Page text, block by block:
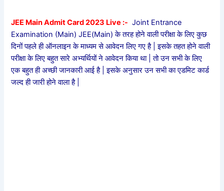
JEE Main Admit Card 2023 Live :- Joint Entrance
Examination (Main) JEE(Main) के तरह होने वाली परीक्षा के लिए कुछ
दिनों पहले ही ऑनलाइन के माध्यम से आवेदन लिए गए है | इसके तहत होने वाली
परीक्षा के लिए बहुत सारे अभ्यर्थियों ने आवेदन किया था | तो उन सभी के लिए
एक बहुत ही अच्छी जानकारी आई है | इसके अनुसार उन सभी का एडमिट कार्ड
जल्द ही जारी होने वाला है |